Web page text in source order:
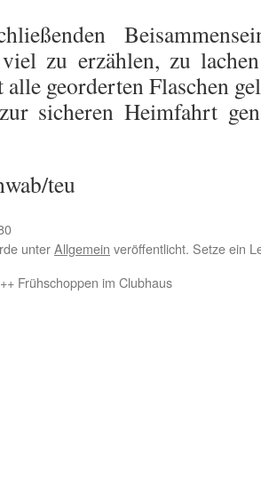
zu erzählen, zu
georderten Flaschen
sicheren Heimfahrt
teu
unterAllgemein veröffentlicht. Setze ein
Frühschoppen im Clubhaus